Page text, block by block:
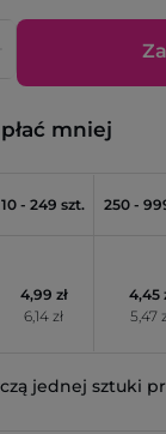
mniej
10 - 249 szt. 250 -
4,99 zł
6,14 zł
4,45
5,47
jednej sztuki